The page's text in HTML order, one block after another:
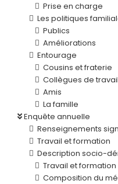
Prise en charge
Les politiques
Publics
Améliorations
Entourage
Cousins et fraterie
Collègues de travail
Amis
La famille
Enquête annuelle
Renseignements
Travail et formation
Description socio-
Travail et
Composition du